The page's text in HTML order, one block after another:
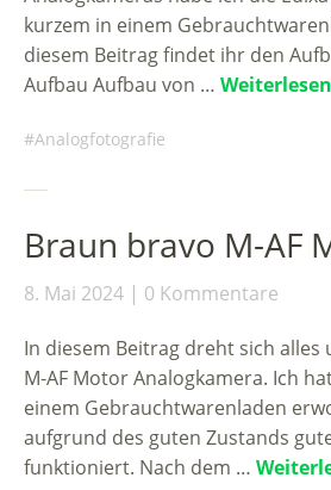
kurzem in einem
diesem Beitrag findet ihr den
Aufbau Aufbau von … Weiterlesen
Analogfotografie
Braun bravo M-AF
8. Mai 2024 0 Kommentare
In diesem Beitrag dreht sich alles
M-AF Motor Analogkamera. Ich
einem Gebrauchtwarenladen
aufgrund des guten Zustands
funktioniert. Nach dem …